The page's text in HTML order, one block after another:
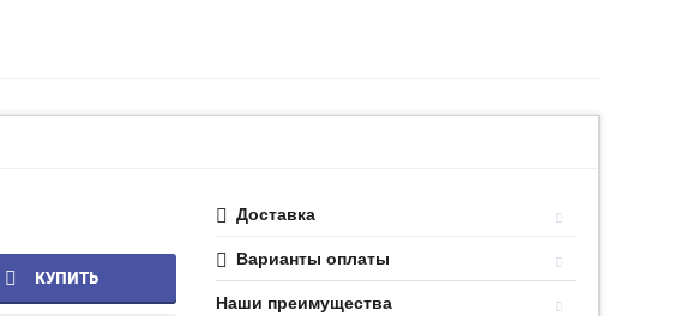
КУПИТЬ
Доставка
Варианты оплаты
Наши преимущества